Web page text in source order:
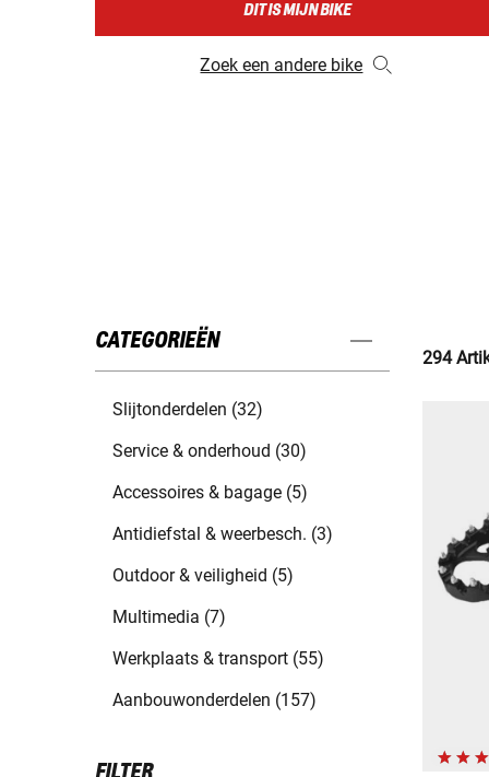
DIT IS MIJN BIKE
Zoek een andere bike
CATEGORIEËN
Slijtonderdelen (32)
Service & onderhoud (30)
Accessoires & bagage (5)
Antidiefstal & weerbesch. (3)
Outdoor & veiligheid (5)
Multimedia (7)
Werkplaats & transport (55)
Aanbouwonderdelen (157)
294